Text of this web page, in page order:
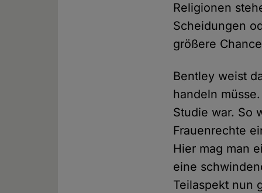
Religionen
Scheidungen
größere
Bentley weist
handeln
Studie war. So
Frauenrechte
Hier mag man
eine
Teilaspekt nun